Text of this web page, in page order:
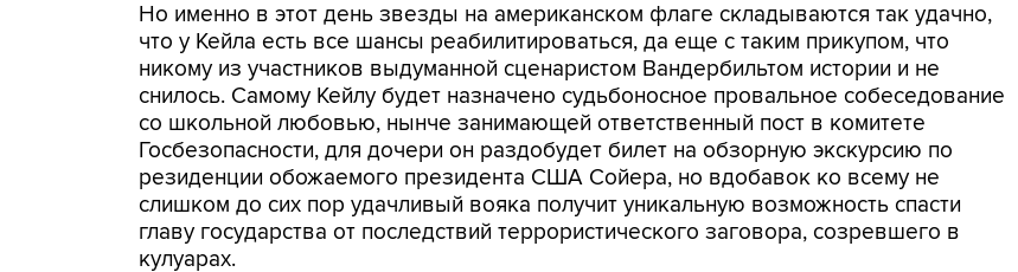
Но именно в этот день звезды на американском флаге складываются так удачно,
что у Кейла есть все шансы реабилитироваться, да еще с таким прикупом, что
никому из участников выдуманной сценаристом Вандербильтом истории и не
снилось. Самому Кейлу будет назначено судьбоносное провальное собеседование
со школьной любовью, нынче занимающей ответственный пост в комитете
Госбезопасности, для дочери он раздобудет билет на обзорную экскурсию по
резиденции обожаемого президента США Сойера, но вдобавок ко всему не
слишком до сих пор удачливый вояка получит уникальную возможность спасти
главу государства от последствий террористического заговора, созревшего в
кулуарах.